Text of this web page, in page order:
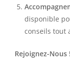
disponible
conseils tout
Rejoignez-Nous !